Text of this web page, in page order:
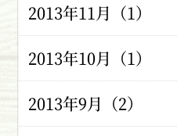
2013年11月（1）
2013年10月（1）
2013年9月（2）